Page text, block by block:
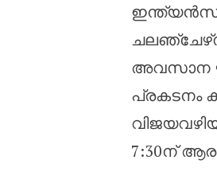
ഇന്ത്യൻസ്
അവസാന
പ്രകടനം
7:30ന്